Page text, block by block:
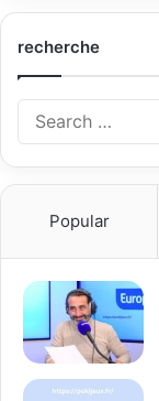
recherche
Popular